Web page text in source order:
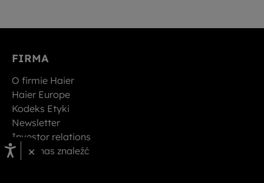
FIRMA
O firmie Haier
Haier Europe
Kodeks Etyki
Newsletter
Investor relations
Gdzie nas znaleźć
×